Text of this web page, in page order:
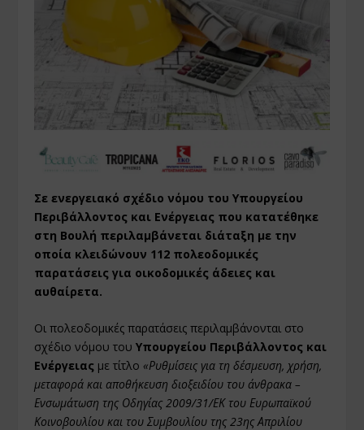
Σε ενεργειακό σχέδιο νόμου του Υπουργείου
Περιβάλλοντος και Ενέργειας που κατατέθηκε
στη Βουλή περιλαμβάνεται διάταξη με την
οποία κλειδώνουν 112 πολεοδομικές
παρατάσεις για οικοδομικές άδειες και
αυθαίρετα.
Οι πολεοδομικές παρατάσεις περιλαμβάνονται στο
σχέδιο νόμου τουΥπουργείου Περιβάλλοντος και
Ενέργειας με τίτλο «Ρυθμίσεις για τη δέσμευση, χρήση,
μεταφορά και αποθήκευση διοξειδίου του άνθρακα –
Ενσωμάτωση της Οδηγίας 2009/31/ΕΚ του Ευρωπαϊκού
Κοινοβουλίου και του Συμβουλίου της 23ηςΑπριλίου